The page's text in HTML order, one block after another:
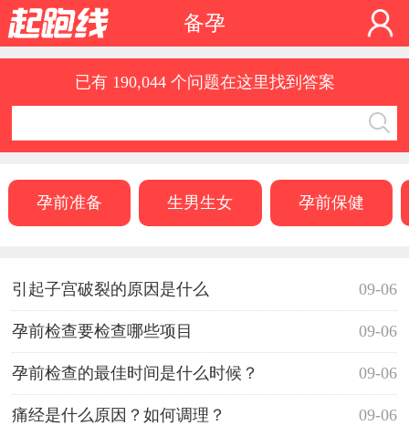
备孕
已有 190,044 个问题在这里找到答案
孕前准备 生男生女 孕前保健
09-06
引起子宫破裂的原因是什么
09-06
孕前检查要检查哪些项目
09-06
孕前检查的最佳时间是什么时候？
09-06
痛经是什么原因？如何调理？